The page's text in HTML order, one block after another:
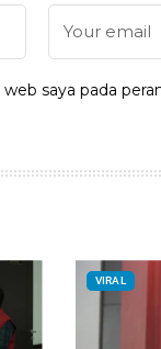
saya pada
VIRAL